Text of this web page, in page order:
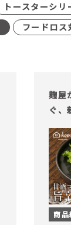
トースターシリ
フードロス
麹屋
ぐ、
商品